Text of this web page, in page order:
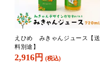
えひめ みきゃんジュース【送
料別途】
2,916円 (税込)